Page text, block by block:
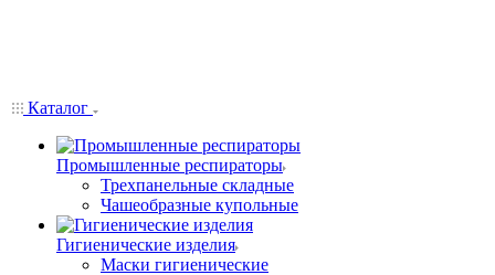
Каталог
Промышленные респираторы
Трехпанельные складные
Чашеобразные купольные
Гигиенические изделия
Маски гигиенические